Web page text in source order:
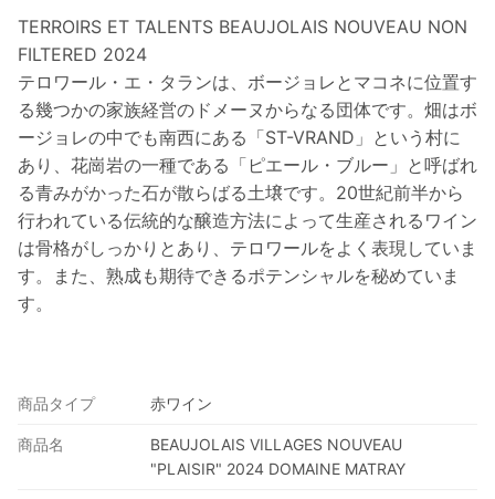
TERROIRS ET TALENTS BEAUJOLAIS NOUVEAU NON
FILTERED 2024
テロワール・エ・タランは、ボージョレとマコネに位置す
る幾つかの家族経営のドメーヌからなる団体です。畑はボ
ージョレの中でも南西にある「ST-VRAND」という村に
あり、花崗岩の一種である「ピエール・ブルー」と呼ばれ
る青みがかった石が散らばる土壌です。20世紀前半から
行われている伝統的な醸造方法によって生産されるワイン
は骨格がしっかりとあり、テロワールをよく表現していま
す。また、熟成も期待できるポテンシャルを秘めていま
す。
商品タイプ 赤ワイン
商品名
BEAUJOLAIS VILLAGES NOUVEAU
"PLAISIR" 2024 DOMAINE MATRAY